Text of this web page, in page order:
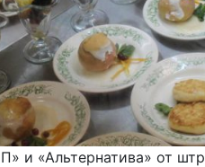
и «Альтернатива» от